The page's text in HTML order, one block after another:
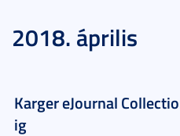
2018. április
Karger eJournal
ig